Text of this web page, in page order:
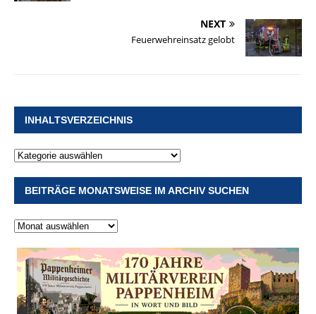
NEXT
Feuerwehreinsatz gelobt
INHALTSVERZEICHNIS
BEITRÄGE MONATSWEISE IM ARCHIV SUCHEN